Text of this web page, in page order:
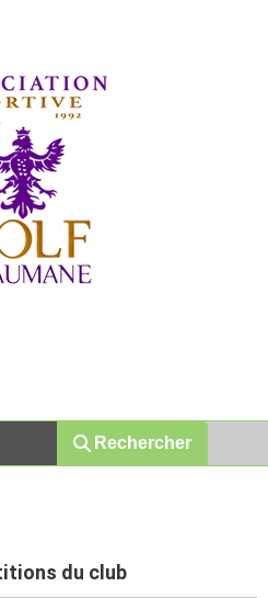
Rechercher
du club